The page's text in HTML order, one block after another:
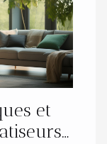
et